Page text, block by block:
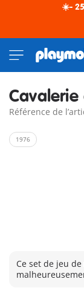
☀️-
Référence de
1976
Ce set de jeu